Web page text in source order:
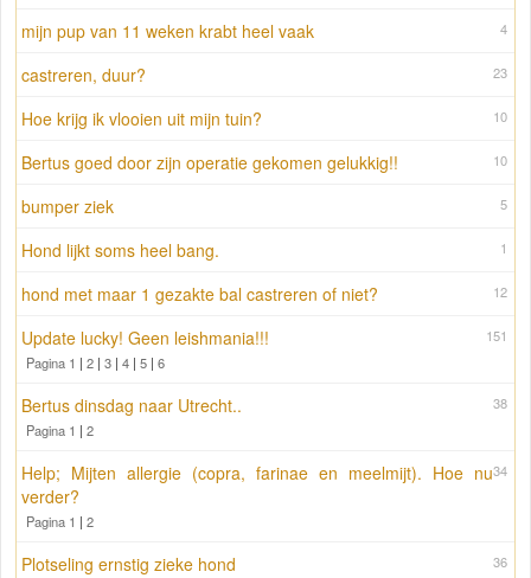
4
mijn pup van 11 weken krabt heel vaak
23
castreren, duur?
10
Hoe krijg ik vlooien uit mijn tuin?
10
Bertus goed door zijn operatie gekomen gelukkig!!
5
bumper ziek
1
Hond lijkt soms heel bang.
12
hond met maar 1 gezakte bal castreren of niet?
151
Update lucky! Geen leishmania!!!
Pagina 1 | 2 | 3 | 4 | 5 | 6
38
Bertus dinsdag naar Utrecht..
Pagina 1 | 2
34
Help; Mijten allergie (copra, farinae en meelmijt). Hoe nu
verder?
Pagina 1 | 2
36
Plotseling ernstig zieke hond